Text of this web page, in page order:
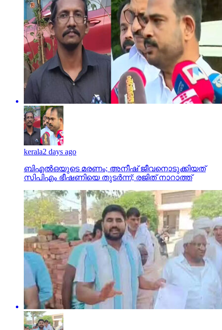
kerala2 days ago
ബിഎല്‍ഒയുടെ മരണം; അനീഷ് ജീവനൊടുക്കിയത്
സിപിഎം ഭീഷണിയെ തുടര്‍ന്ന്; രജിത് നാറാത്ത്